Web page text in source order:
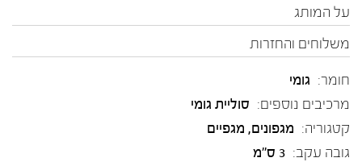
על המותג
משלוחים והחזרות
חומר: גומי
מרכיבים נוספים: סוליית גומי
קטגוריה: מגפונים, מגפיים
גובה עקב: 3 ס"מ